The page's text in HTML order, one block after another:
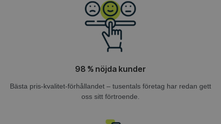
98 % nöjda kunder
Bästa pris-kvalitet-förhållandet – tusentals företag har redan gett
oss sitt förtroende.